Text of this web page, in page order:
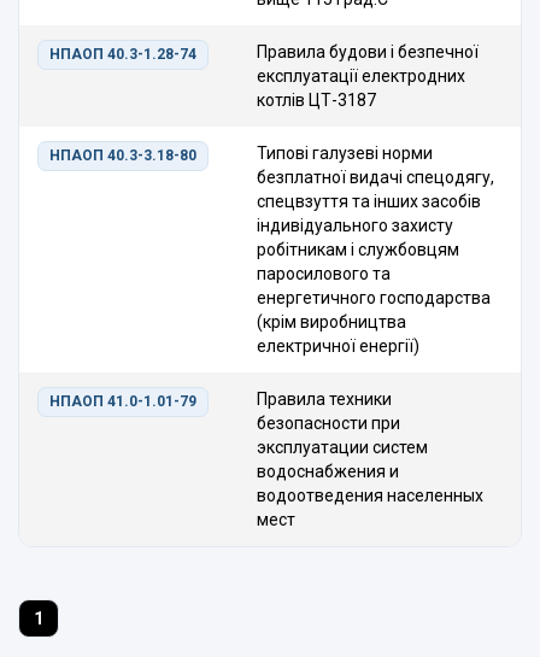
НПАОП 40.3-1.28-74
Правила будови і безпечної
експлуатації електродних
котлів ЦТ-3187
НПАОП 40.3-3.18-80
Типові галузеві норми
безплатної видачі спецодягу,
спецвзуття та інших засобів
індивідуального захисту
робітникам і службовцям
паросилового та
енергетичного господарства
(крім виробництва
електричної енергії)
НПАОП 41.0-1.01-79
Правила техники
безопасности при
эксплуатации систем
водоснабжения и
водоотведения населенных
мест
1